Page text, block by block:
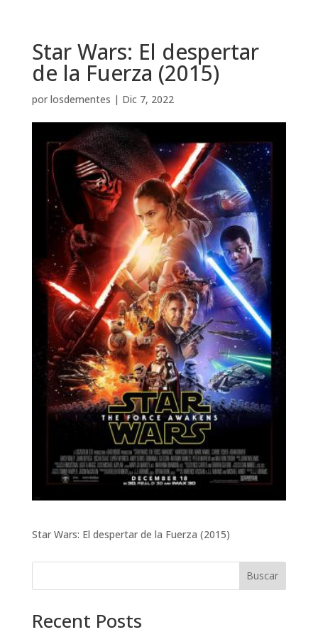
Star Wars: El despertar
de la Fuerza (2015)
por losdementes | Dic 7, 2022
Star Wars: El despertar de la Fuerza (2015)
Buscar
Recent Posts